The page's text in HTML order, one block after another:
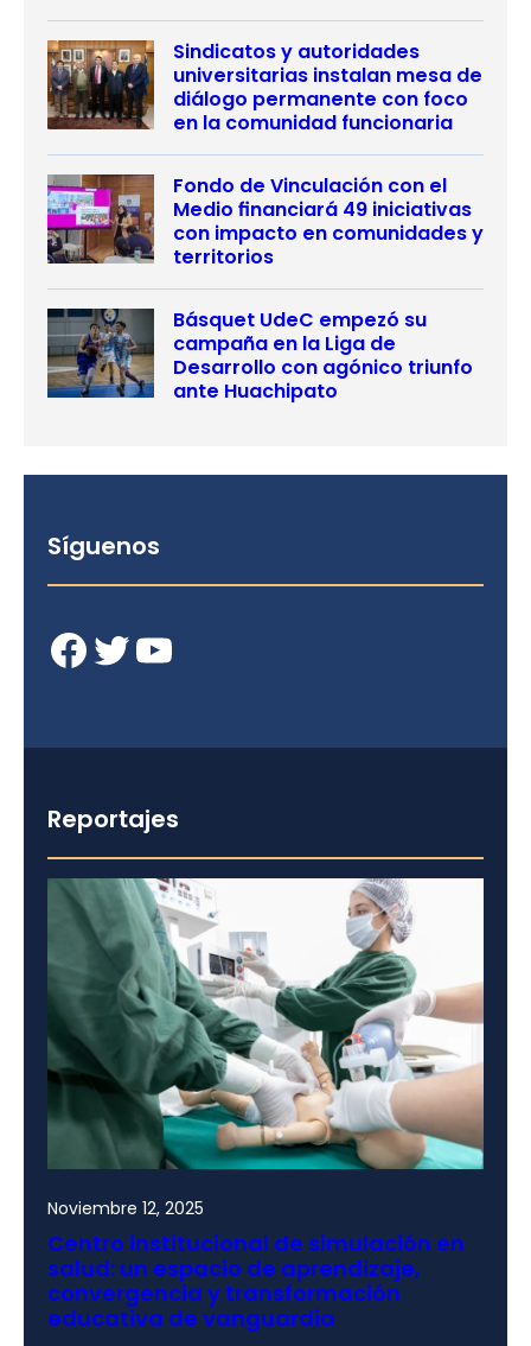
Sindicatos y autoridades
universitarias instalan mesa de
diálogo permanente con foco
en la comunidad funcionaria
Fondo de Vinculación con el
Medio financiará 49 iniciativas
con impacto en comunidades y
territorios
Básquet UdeC empezó su
campaña en la Liga de
Desarrollo con agónico triunfo
ante Huachipato
Síguenos
Facebook Twitter YouTube
Reportajes
Noviembre 12, 2025
Centro institucional de simulación en
salud: un espacio de aprendizaje,
convergencia y transformación
educativa de vanguardia